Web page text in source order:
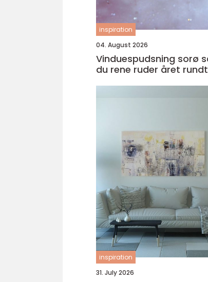
inspiration
04. August 2026
Vinduespudsning sorø sådan får
du rene ruder året rundt
inspiration
31. July 2026